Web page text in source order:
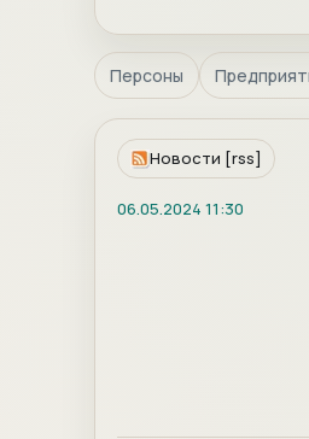
Персоны
Новости [rss]
06.05.2024 11:30